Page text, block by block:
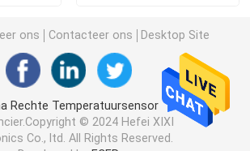
van de Sondetemperatuur
de kogeltemperatuur
zet Temperatuursensor op
ons Contacteer ons Desktop Site
Rechte Temperatuursensor
© 2024 Hefei XIXI
Co., ltd. All Rights Reserved.